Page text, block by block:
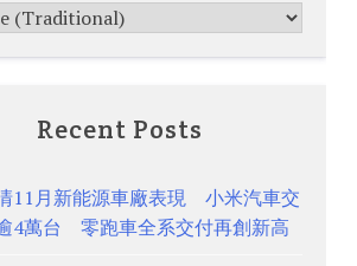
Recent Posts
11月新能源車廠表現 小米汽車交
4萬台 零跑車全系交付再創新高